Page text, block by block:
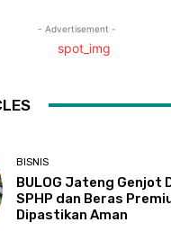
- Advertisement -
BISNIS
BULOG Jateng Genjot
SPHP dan Beras
Dipastikan Aman